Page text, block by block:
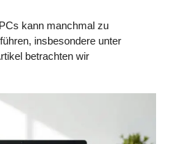
kann manchmal zu
insbesondere unter
betrachten wir